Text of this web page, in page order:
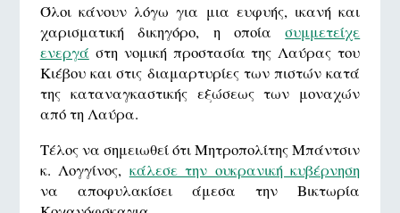
Όλοι κάνουν λόγω για μια ευφυής, ικανή και
χαρισματική δικηγόρο, η οποίασυμμετείχε
ενεργά στη νομική προστασία της Λαύρας του
Κιέβου και στις διαμαρτυρίες των πιστών κατά
της καταναγκαστικής εξώσεως των μοναχών
από τη Λαύρα.
Τέλος να σημειωθεί ότι Μητροπολίτης Μπάντσιν
κ. Λογγίνος, κάλεσε την ουκρανική κυβέρνηση
να αποφυλακίσει άμεσα την Βικτωρία